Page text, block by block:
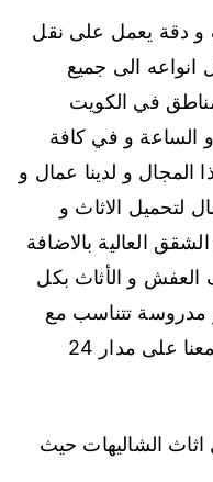
و دقة يعمل على نقل
الى جميع
في الكويت
الساعة و في كافة
المجال و لدينا عمال و
لتحميل الاثاث و
العالية بالاضافة
العفش و الأثاث بكل
مدروسة تتناسب مع
جميع العملاء، بإمكانكم التواصل معنا على مدار 24
الشاليهات حيث